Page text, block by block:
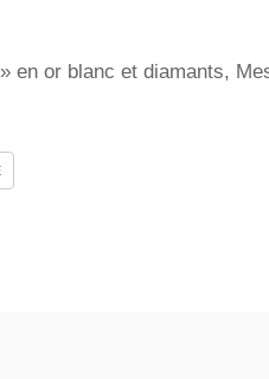
en or blanc et diamants,